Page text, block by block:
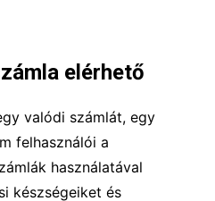
elérhető
valódi számlát, egy
felhasználói a
használatával
készségeiket és